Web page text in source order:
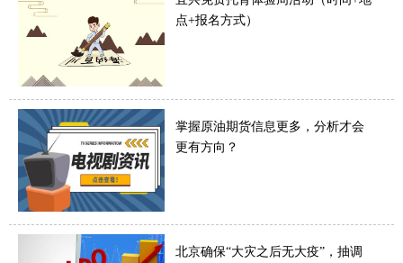
点+报名方式）
掌握原油期货信息更多，分析才会
更有方向？
北京确保“大灾之后无大疫”，抽调